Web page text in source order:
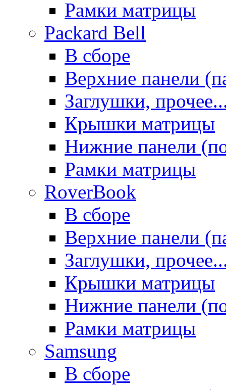
Рамки матрицы
Packard Bell
В сборе
Верхние панели
Заглушки,
Крышки матрицы
Нижние панели
Рамки матрицы
RoverBook
В сборе
Верхние панели
Заглушки,
Крышки матрицы
Нижние панели
Рамки матрицы
Samsung
В сборе